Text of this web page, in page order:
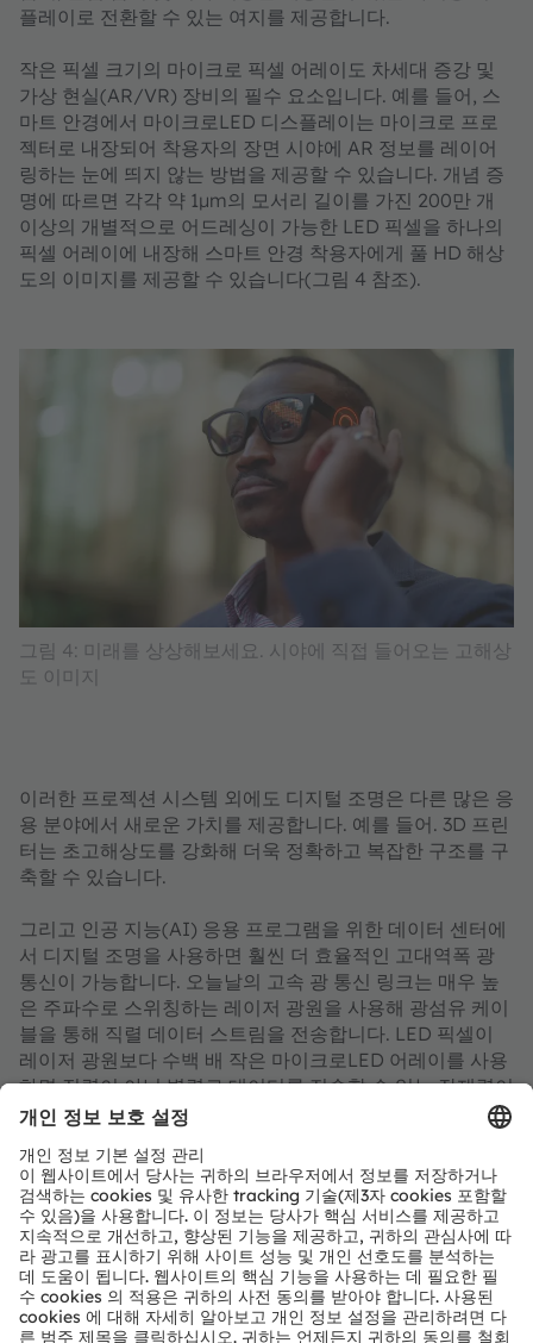
플레이로 전환할 수 있는 여지를 제공합니다.
작은 픽셀 크기의 마이크로 픽셀 어레이도 차세대 증강 및
가상 현실(AR/VR) 장비의 필수 요소입니다. 예를 들어, 스
마트 안경에서 마이크로LED 디스플레이는 마이크로 프로
젝터로 내장되어 착용자의 장면 시야에 AR 정보를 레이어
링하는 눈에 띄지 않는 방법을 제공할 수 있습니다. 개념 증
명에 따르면 각각 약 1μm의 모서리 길이를 가진 200만 개
이상의 개별적으로 어드레싱이 가능한 LED 픽셀을 하나의
픽셀 어레이에 내장해 스마트 안경 착용자에게 풀 HD 해상
도의 이미지를 제공할 수 있습니다(그림 4 참조).
그림 4: 미래를 상상해보세요. 시야에 직접 들어오는 고해상
도 이미지
이러한 프로젝션 시스템 외에도 디지털 조명은 다른 많은 응
용 분야에서 새로운 가치를 제공합니다. 예를 들어. 3D 프린
터는 초고해상도를 강화해 더욱 정확하고 복잡한 구조를 구
축할 수 있습니다.
그리고 인공 지능(AI) 응용 프로그램을 위한 데이터 센터에
서 디지털 조명을 사용하면 훨씬 더 효율적인 고대역폭 광
통신이 가능합니다. 오늘날의 고속 광 통신 링크는 매우 높
은 주파수로 스위칭하는 레이저 광원을 사용해 광섬유 케이
블을 통해 직렬 데이터 스트림을 전송합니다. LED 픽셀이
레이저 광원보다 수백 배 작은 마이크로LED 어레이를 사용
하면 직렬이 아닌 병렬로 데이터를 전송할 수 있는 잠재력이
있어 훨씬 더 효율적인 대역폭을 제공하고 전력 소모가 많은
상상하는 곳마다 내장된 조명
개별적 어드레싱이 가능한 픽셀로 만든 광원을 개발하려면
10년 이상의 엄청난 노력이 필요했으며 ams OSRAM뿐만